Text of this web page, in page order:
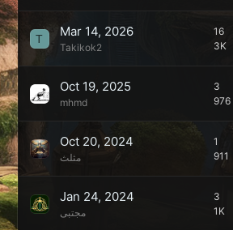
16
3K
Mar 14, 2026
Takikok2
T
3
976
Oct 19, 2025
mhmd
1
911
Oct 20, 2024
مثلث
3
1K
Jan 24, 2024
مجتبى